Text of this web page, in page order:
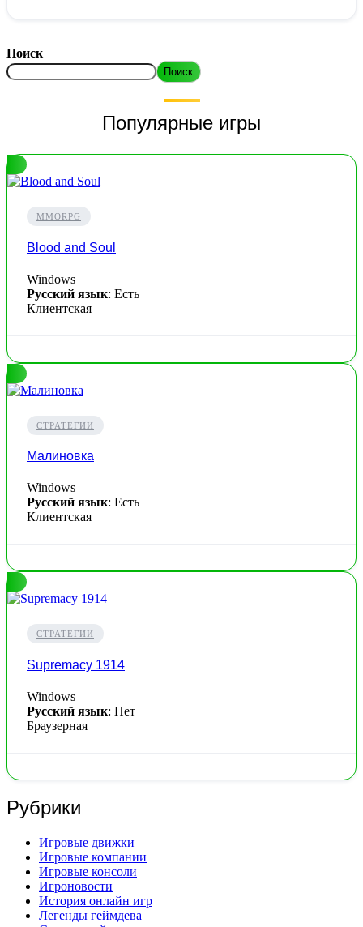
Поиск
Поиск
Популярные игры
MMORPG
Blood and Soul
Windows
Русский язык: Есть
Клиентская
СТРАТЕГИИ
Малиновка
Windows
Русский язык: Есть
Клиентская
СТРАТЕГИИ
Supremacy 1914
Windows
Русский язык: Нет
Браузерная
Рубрики
Игровые движки
Игровые компании
Игровые консоли
Игроновости
История онлайн игр
Легенды геймдева